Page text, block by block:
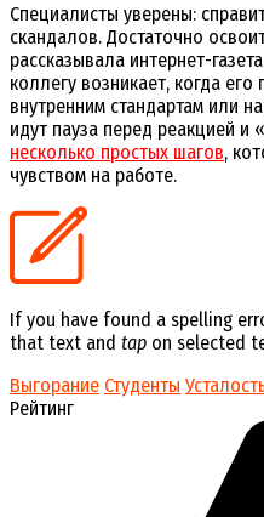
Специалисты уверены:
скандалов. Достаточно
рассказывала интернет-
коллегу возникает, когда
внутренним стандартам или
идут пауза перед реакцией и
несколько простых шагов,
чувством на работе.
If you have found a spelling
that text and tap on selected
Выгорание Студенты
Рейтинг